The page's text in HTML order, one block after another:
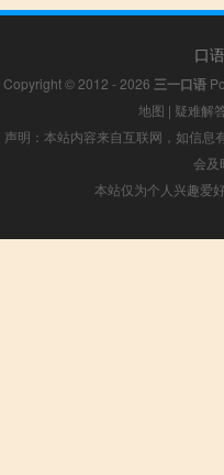
口
Copyright © 2012 - 2026 三一口语
地图 | 疑难解
声明：本站内容来自互联网，如信息
会及
本站仅为个人兴趣爱